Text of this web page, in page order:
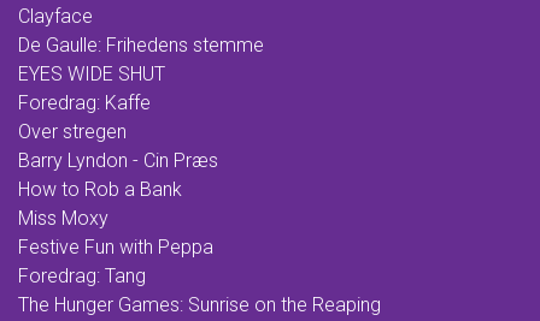
Clayface
De Gaulle: Frihedens stemme
EYES WIDE SHUT
Foredrag: Kaffe
Over stregen
Barry Lyndon - Cin Præs
How to Rob a Bank
Miss Moxy
Festive Fun with Peppa
Foredrag: Tang
The Hunger Games: Sunrise on the Reaping